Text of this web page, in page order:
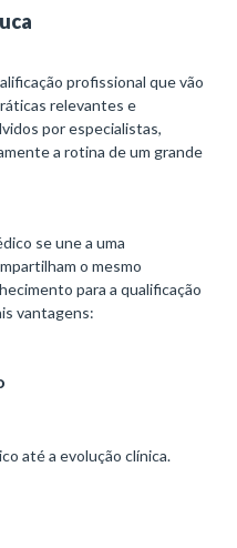
profissional que vão
relevantes e
por especialistas,
a rotina de um grande
se une a uma
o mesmo
para a qualificação
vantagens:
até a evolução clínica.